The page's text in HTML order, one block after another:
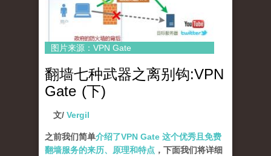
图片来源：VPN Gate
翻墙七种武器之离别钩:VPN
Gate (下)
文/ Vergil
之前我们简单介绍了VPN Gate 这个优秀且免费
翻墙服务的来历、原理和特点 ，下面我们将详细